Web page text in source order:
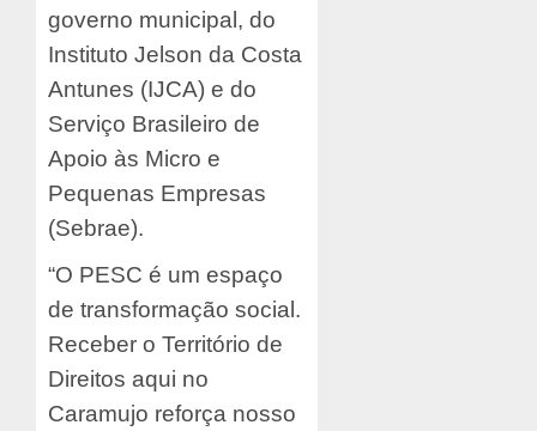
governo municipal, do
Instituto Jelson da Costa
Antunes (IJCA) e do
Serviço Brasileiro de
Apoio às Micro e
Pequenas Empresas
(Sebrae).
“O PESC é um espaço
de transformação social.
Receber o Território de
Direitos aqui no
Caramujo reforça nosso